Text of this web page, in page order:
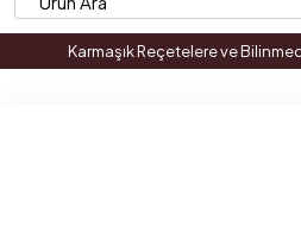
Karmaşık Reçetelere ve